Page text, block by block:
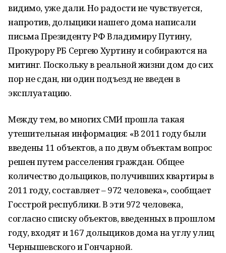
видимо, уже дали. Но радости не чувствуется,
напротив, дольщики нашего дома написали
письма Президенту РФ Владимиру Путину,
Прокурору РБ Сергею Хуртину и собираются на
митинг. Поскольку в реальной жизни дом до сих
пор не сдан, ни один подъезд не введен в
эксплуатацию.
Между тем, во многих СМИ прошла такая
утешительная информация: «В 2011 году были
введены 11 объектов, а по двум объектам вопрос
решен путем расселения граждан. Общее
количество дольщиков, получивших квартиры в
2011 году, составляет – 972 человека», сообщает
Госстрой республики. В эти 972 человека,
согласно списку объектов, введенных в прошлом
году, входят и 167 дольщиков дома на углу улиц
Чернышевского и Гончарной.